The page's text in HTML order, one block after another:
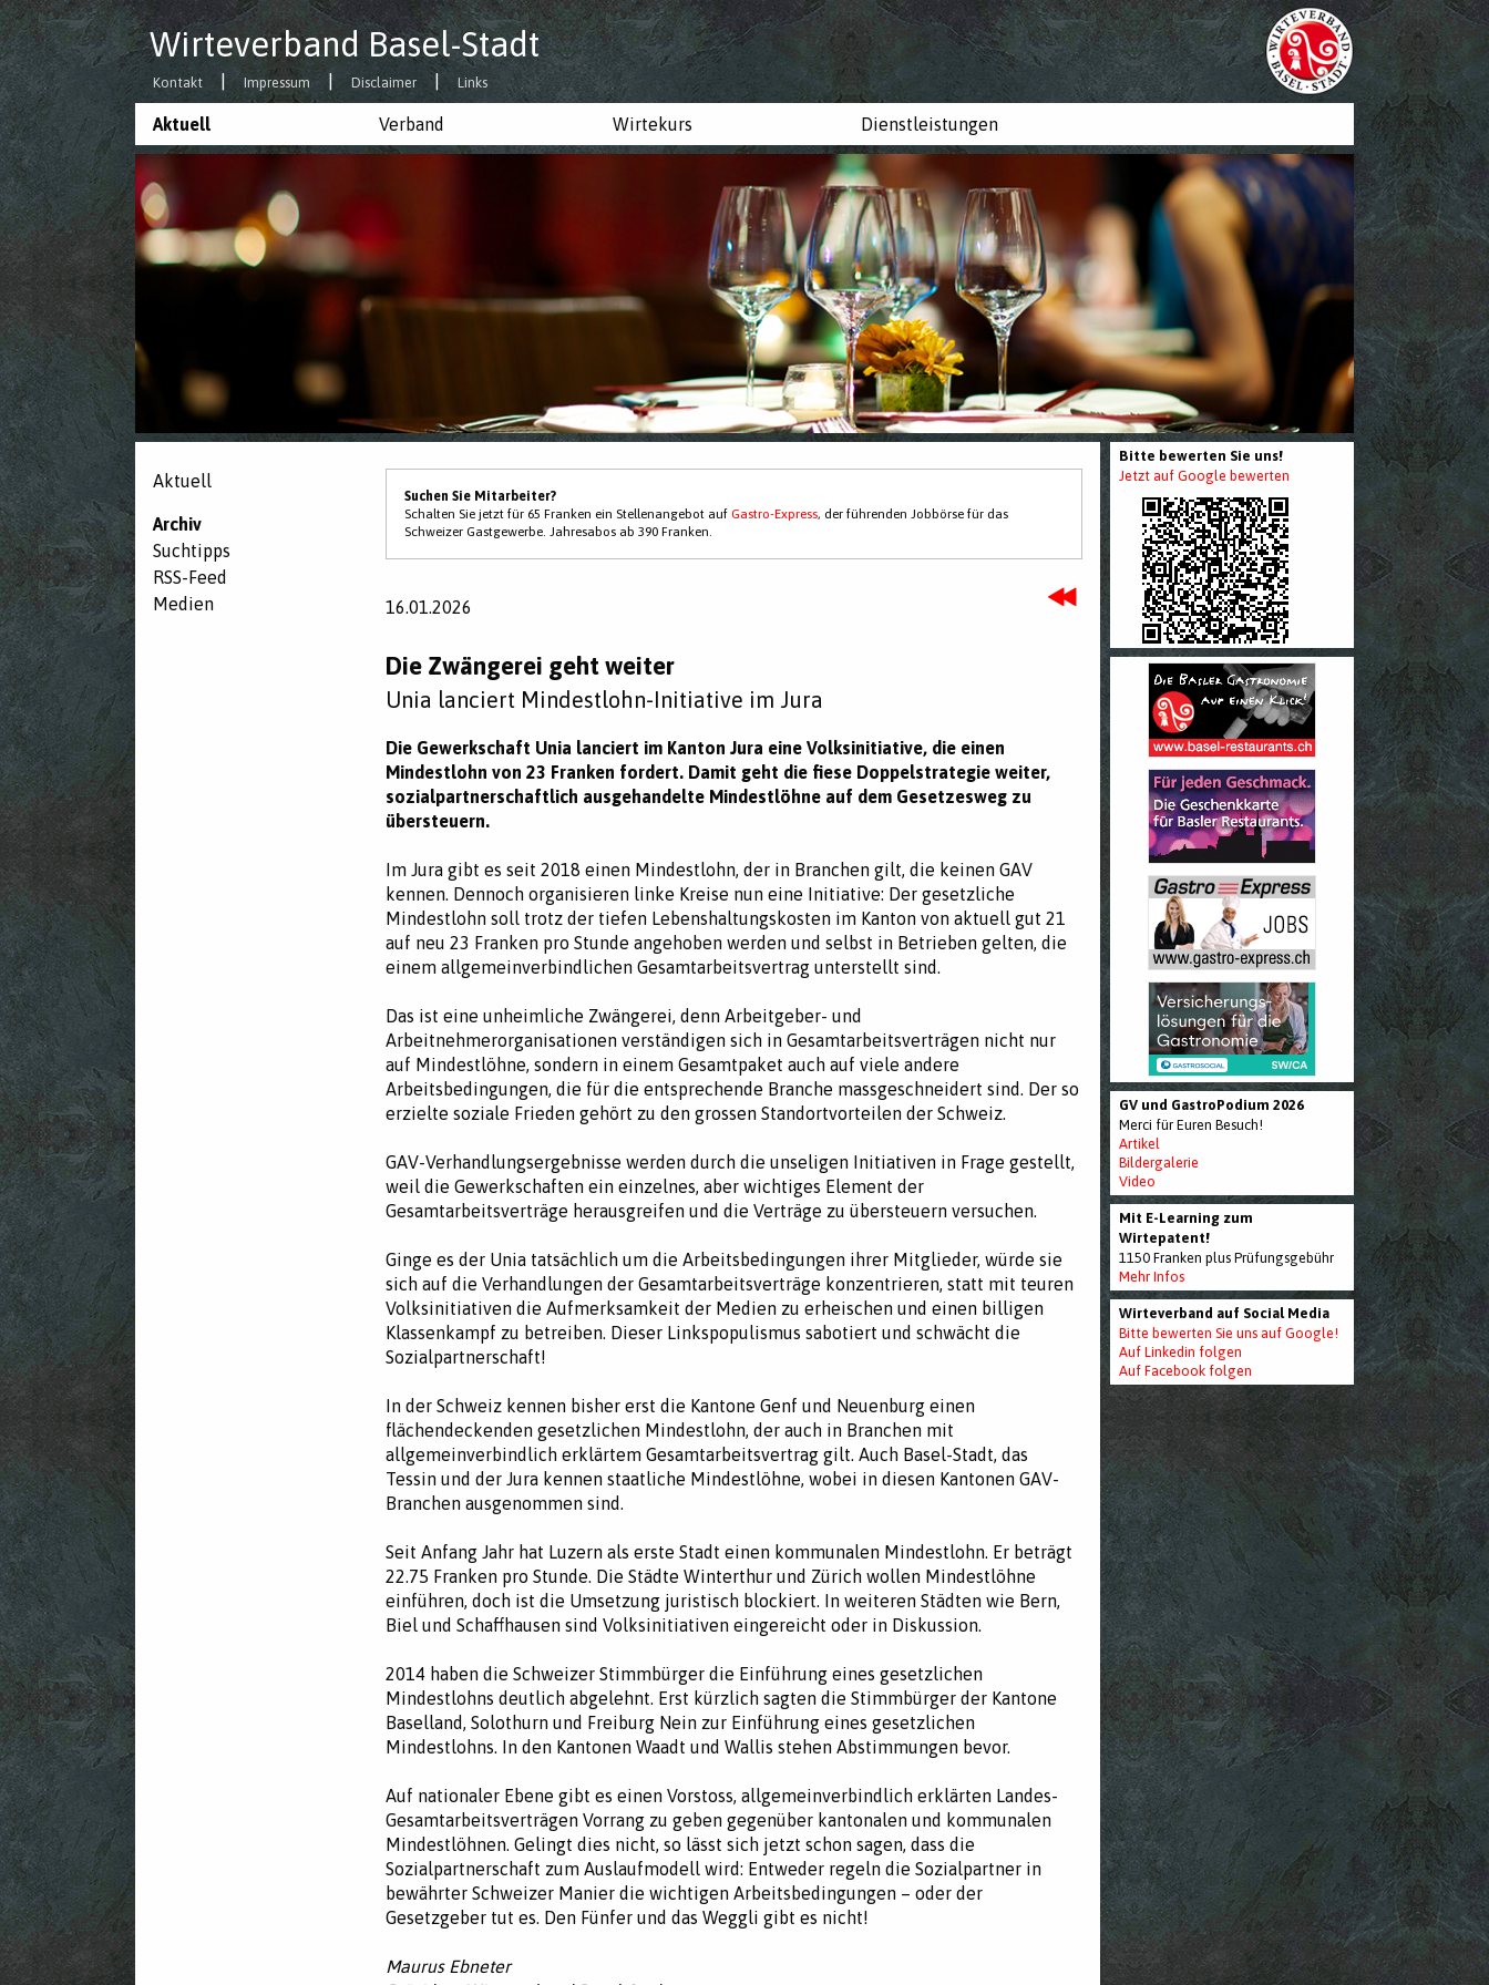
Wirteverband Basel-Stadt
Kontakt Impressum Disclaimer Links
Aktuell Verband Wirtekurs Dienstleistungen
Aktuell
Archiv
Suchtipps
RSS-Feed
Medien
Suchen Sie Mitarbeiter?
Schalten Sie jetzt für 65 Franken ein Stellenangebot auf Gastro-Express, der führenden Jobbörse für das
Schweizer Gastgewerbe. Jahresabos ab 390 Franken.
16.01.2026
Die Zwängerei geht weiter
Unia lanciert Mindestlohn-Initiative im Jura
Die Gewerkschaft Unia lanciert im Kanton Jura eine Volksinitiative, die einen
Mindestlohn von 23 Franken fordert. Damit geht die fiese Doppelstrategie weiter,
sozialpartnerschaftlich ausgehandelte Mindestlöhne auf dem Gesetzesweg zu
übersteuern.
Im Jura gibt es seit 2018 einen Mindestlohn, der in Branchen gilt, die keinen GAV
kennen. Dennoch organisieren linke Kreise nun eine Initiative: Der gesetzliche
Mindestlohn soll trotz der tiefen Lebenshaltungskosten im Kanton von aktuell gut 21
auf neu 23 Franken pro Stunde angehoben werden und selbst in Betrieben gelten, die
einem allgemeinverbindlichen Gesamtarbeitsvertrag unterstellt sind.
Das ist eine unheimliche Zwängerei, denn Arbeitgeber- und
Arbeitnehmerorganisationen verständigen sich in Gesamtarbeitsverträgen nicht nur
auf Mindestlöhne, sondern in einem Gesamtpaket auch auf viele andere
Arbeitsbedingungen, die für die entsprechende Branche massgeschneidert sind. Der so
erzielte soziale Frieden gehört zu den grossen Standortvorteilen der Schweiz.
GAV-Verhandlungsergebnisse werden durch die unseligen Initiativen in Frage gestellt,
weil die Gewerkschaften ein einzelnes, aber wichtiges Element der
Gesamtarbeitsverträge herausgreifen und die Verträge zu übersteuern versuchen.
Ginge es der Unia tatsächlich um die Arbeitsbedingungen ihrer Mitglieder, würde sie
sich auf die Verhandlungen der Gesamtarbeitsverträge konzentrieren, statt mit teuren
Volksinitiativen die Aufmerksamkeit der Medien zu erheischen und einen billigen
Klassenkampf zu betreiben. Dieser Linkspopulismus sabotiert und schwächt die
Sozialpartnerschaft!
In der Schweiz kennen bisher erst die Kantone Genf und Neuenburg einen
flächendeckenden gesetzlichen Mindestlohn, der auch in Branchen mit
allgemeinverbindlich erklärtem Gesamtarbeitsvertrag gilt. Auch Basel-Stadt, das
Tessin und der Jura kennen staatliche Mindestlöhne, wobei in diesen Kantonen GAV-
Branchen ausgenommen sind.
Seit Anfang Jahr hat Luzern als erste Stadt einen kommunalen Mindestlohn. Er beträgt
22.75 Franken pro Stunde. Die Städte Winterthur und Zürich wollen Mindestlöhne
einführen, doch ist die Umsetzung juristisch blockiert. In weiteren Städten wie Bern,
Biel und Schaffhausen sind Volksinitiativen eingereicht oder in Diskussion.
2014 haben die Schweizer Stimmbürger die Einführung eines gesetzlichen
Mindestlohns deutlich abgelehnt. Erst kürzlich sagten die Stimmbürger der Kantone
Baselland, Solothurn und Freiburg Nein zur Einführung eines gesetzlichen
Mindestlohns. In den Kantonen Waadt und Wallis stehen Abstimmungen bevor.
Auf nationaler Ebene gibt es einen Vorstoss, allgemeinverbindlich erklärten Landes-
Gesamtarbeitsverträgen Vorrang zu geben gegenüber kantonalen und kommunalen
Mindestlöhnen. Gelingt dies nicht, so lässt sich jetzt schon sagen, dass die
Sozialpartnerschaft zum Auslaufmodell wird: Entweder regeln die Sozialpartner in
bewährter Schweizer Manier die wichtigen Arbeitsbedingungen – oder der
Gesetzgeber tut es. Den Fünfer und das Weggli gibt es nicht!
Maurus Ebneter
Bitte bewerten Sie uns!
Jetzt auf Google bewerten
GV und GastroPodium 2026
Merci für Euren Besuch!
Artikel
Bildergalerie
Video
Mit E-Learning zum
Wirtepatent!
1150 Franken plus Prüfungsgebühr
Mehr Infos
Wirteverband auf Social Media
Bitte bewerten Sie uns auf Google!
Auf Linkedin folgen
Auf Facebook folgen